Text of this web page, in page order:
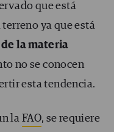
que está
ya que está
la materia
no se conocen
esta tendencia.
la FAO, se requiere